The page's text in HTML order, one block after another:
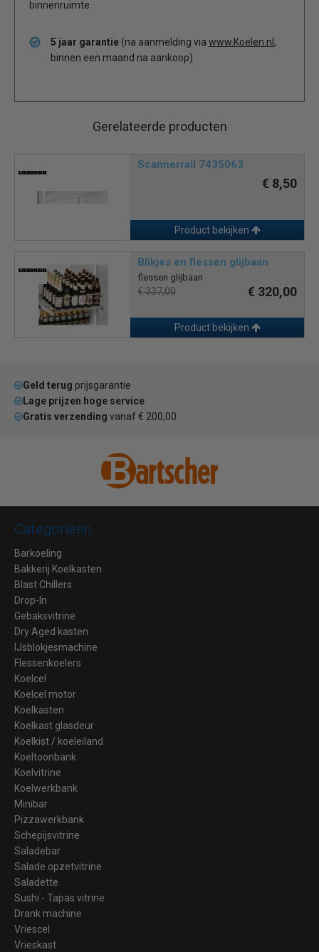
binnenruimte.
5 jaar garantie (na aanmelding via www.Koelen.nl ,
binnen een maand na aankoop)
Gerelateerde producten
Scannerrail 7435063
€ 8,50
Product bekijken
Blikjes en flessen glijbaan
flessen glijbaan
€ 337,00 € 320,00
Product bekijken
Geld terug prijsgarantie
Lage prijzen hoge service
Gratis verzending vanaf € 200,00
Categorieën
Barkoeling
Bakkerij Koelkasten
Blast Chillers
Drop-In
Gebaksvitrine
Dry Aged kasten
IJsblokjesmachine
Flessenkoelers
Koelcel
Koelcel motor
Koelkasten
Koelkast glasdeur
Koelkist / koeleiland
Koeltoonbank
Koelvitrine
Koelwerkbank
Minibar
Pizzawerkbank
Schepijsvitrine
Saladebar
Salade opzetvitrine
Saladette
Sushi - Tapas vitrine
Drank machine
Vriescel
Vrieskast